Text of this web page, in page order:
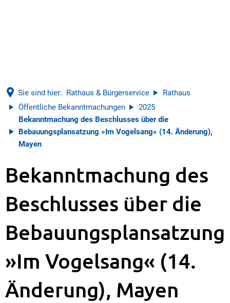
Sie sind hier: Rathaus & Bürgerservice
Rathaus
Öffentliche Bekanntmachungen
2025
Bekanntmachung des Beschlusses über die
Bebauungsplansatzung »Im Vogelsang« (14. Änderung),
Mayen
Bekanntmachung des
Beschlusses über die
Bebauungsplansatzung
»Im Vogelsang« (14.
Änderung), Mayen